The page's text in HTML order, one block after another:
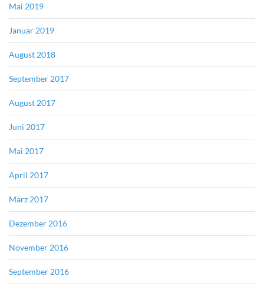
Mai 2019
Januar 2019
August 2018
September 2017
August 2017
Juni 2017
Mai 2017
April 2017
März 2017
Dezember 2016
November 2016
September 2016